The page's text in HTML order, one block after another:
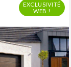
EXCLUSIVITÉ
WEB !